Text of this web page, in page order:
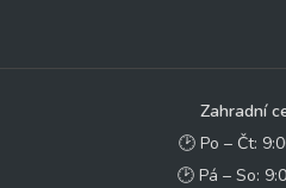
Zahradní
🕑 Po – Čt:
🕑 Pá – So: